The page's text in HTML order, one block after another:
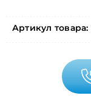
Артикул товара: